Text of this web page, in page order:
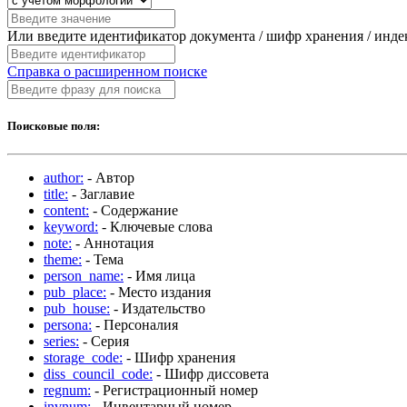
Или введите идентификатор документа / шифр хранения /
Справка о расширенном поиске
Поисковые поля:
author: - Автор
title: - Заглавие
content: - Содержание
keyword: - Ключевые слова
note: - Аннотация
theme: - Тема
person_name: - Имя лица
pub_place: - Место издания
pub_house: - Издательство
persona: - Персоналия
series: - Серия
storage_code: - Шифр хранения
diss_council_code: - Шифр диссовета
regnum: - Регистрационный номер